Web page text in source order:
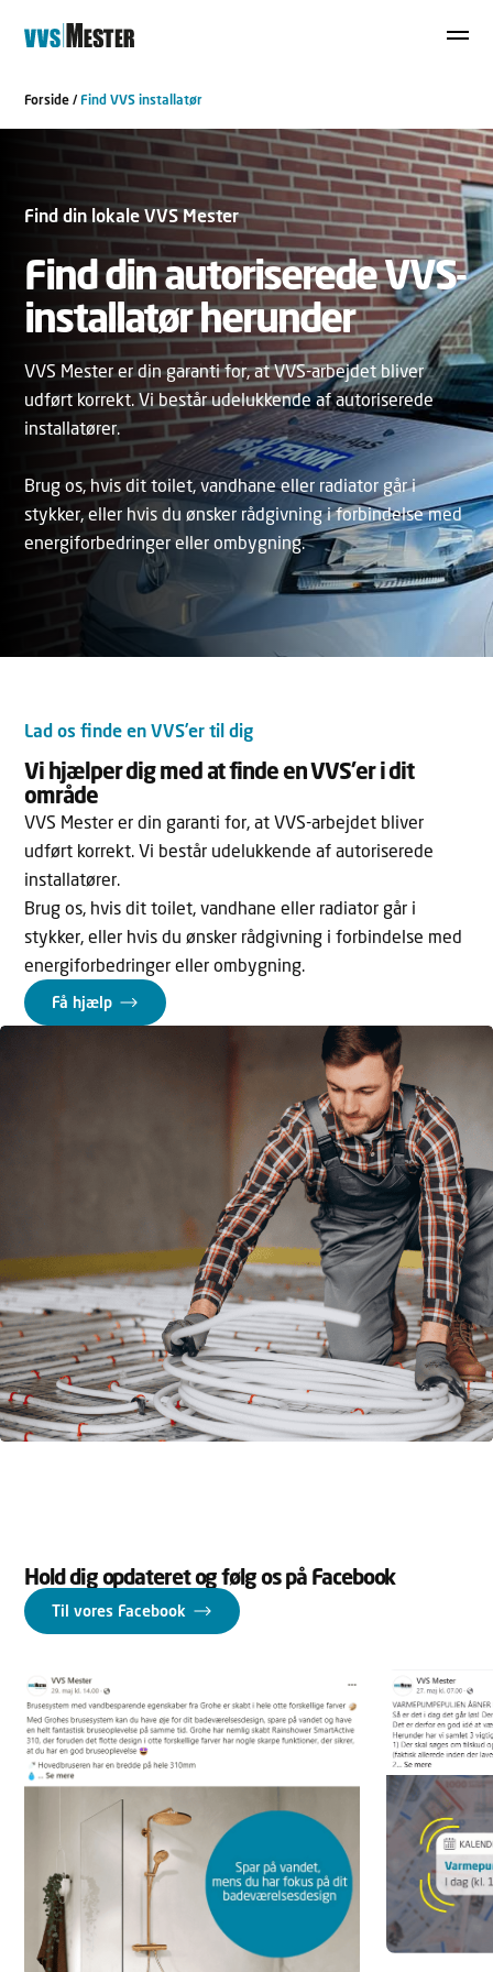
Forside /Find VVS installatør
Find din lokale VVS Mester
Find din autoriserede VVS-
installatør herunder
VVS Mester er din garanti for, at VVS-arbejdet bliver
udført korrekt. Vi består udelukkende af autoriserede
installatører.
Brug os, hvis dit toilet, vandhane eller radiator går i
stykker, eller hvis du ønsker rådgivning i forbindelse med
energiforbedringer eller ombygning.
Lad os finde en VVS’er til dig
Vi hjælper dig med at finde en VVS’er i dit
område
VVS Mester er din garanti for, at VVS-arbejdet bliver
udført korrekt. Vi består udelukkende af autoriserede
installatører.
Brug os, hvis dit toilet, vandhane eller radiator går i
stykker, eller hvis du ønsker rådgivning i forbindelse med
energiforbedringer eller ombygning.
Få hjælp
Hold dig opdateret og følg os på Facebook
Til vores Facebook